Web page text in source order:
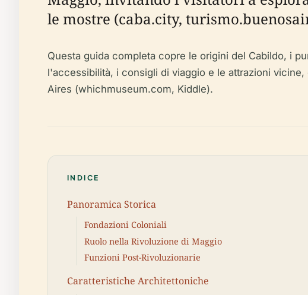
le mostre (caba.city,
Questa guida completa copre le origini del Cabildo, i
l'accessibilità, i consigli di viaggio e le attrazioni
Aires (whichmuseum.com, Kiddle).
INDICE
Panoramica Storica
Fondazioni Coloniali
Ruolo nella Rivoluzione di Maggio
Funzioni Post-Rivoluzionarie
Caratteristiche Architettoniche